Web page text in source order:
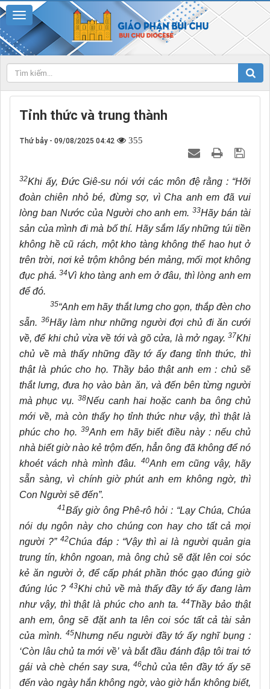
Tỉnh thức và trung thành
Thứ bảy - 09/08/2025 04:42 355
32Khi ấy, Đức Giê-su nói với các môn đệ rằng : “Hỡi
đoàn chiên nhỏ bé, đừng sợ, vì Cha anh em đã vui
lòng ban Nước của Người cho anh em.33Hãy bán tài
sản của mình đi mà bố thí. Hãy sắm lấy những túi tiền
không hề cũ rách, một kho tàng không thể hao hụt ở
trên trời, nơi kẻ trộm không bén mảng, mối mọt không
đục phá. 34Vì kho tàng anh em ở đâu, thì lòng anh em
để đó.
35“Anh em hãy thắt lưng cho gọn, thắp đèn cho
sẵn. 36Hãy làm như những người đợi chủ đi ăn cưới
về, để khi chủ vừa về tới và gõ cửa, là mở ngay. 37Khi
chủ về mà thấy những đầy tớ ấy đang tỉnh thức, thì
thật là phúc cho họ. Thầy bảo thật anh em : chủ sẽ
thắt lưng, đưa họ vào bàn ăn, và đến bên từng người
mà phục vụ.38Nếu canh hai hoặc canh ba ông chủ
mới về, mà còn thấy họ tỉnh thức như vậy, thì thật là
phúc cho họ.39Anh em hãy biết điều này : nếu chủ
nhà biết giờ nào kẻ trộm đến, hẳn ông đã không để nó
khoét vách nhà mình đâu.
40Anh em cũng vậy, hãy
sẵn sàng, vì chính giờ phút anh em không ngờ, thì
Con Người sẽ đến”.
41Bấy giờ ông Phê-rô hỏi : “Lạy Chúa, Chúa
nói dụ ngôn này cho chúng con hay cho tất cả mọi
người ?”42Chúa đáp : “Vậy thì ai là người quản gia
trung tín, khôn ngoan, mà ông chủ sẽ đặt lên coi sóc
kẻ ăn người ở, để cấp phát phần thóc gạo đúng giờ
đúng lúc ? 43Khi chủ về mà thấy đầy tớ ấy đang làm
như vậy, thì thật là phúc cho anh ta.44Thầy bảo thật
anh em, ông sẽ đặt anh ta lên coi sóc tất cả tài sản
của mình. 45Nhưng nếu người đầy tớ ấy nghĩ bụng :
‘Còn lâu chủ ta mới về’ và bắt đầu đánh đập tôi trai tớ
gái và chè chén say sưa, 46chủ của tên đầy tớ ấy sẽ
đến vào ngày hắn không ngờ, vào giờ hắn không biết,